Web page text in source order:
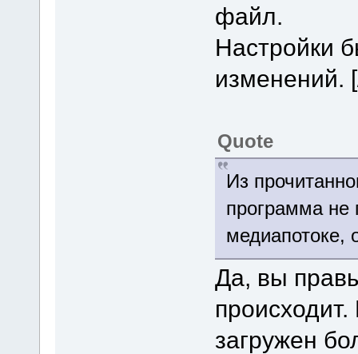
файл.
Настройки
изменений.
Quote
Из
программа не
медиапотоке,
Да, вы
загружен